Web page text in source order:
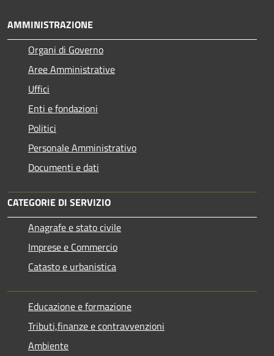
AMMINISTRAZIONE
Organi di Governo
Aree Amministrative
Uffici
Enti e fondazioni
Politici
Personale Amministrativo
Documenti e dati
CATEGORIE DI SERVIZIO
Anagrafe e stato civile
Imprese e Commercio
Catasto e urbanistica
Educazione e formazione
Tributi,finanze e contravvenzioni
Ambiente